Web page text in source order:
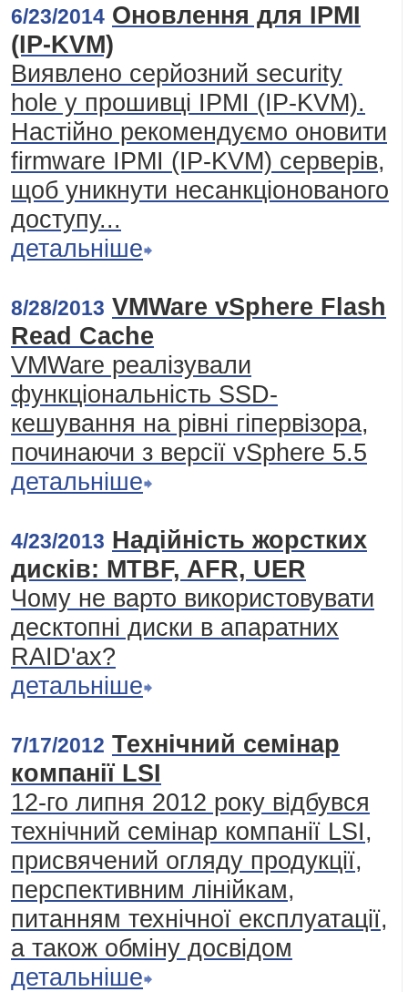
6/23/2014 Оновлення для IPMI
(IP-KVM)
Виявлено серйозний security
hole у прошивці IPMI (IP-KVM).
Настійно рекомендуємо оновити
firmware IPMI (IP-KVM) серверів,
щоб уникнути несанкціонованого
доступу...
детальніше
8/28/2013 VMWare vSphere Flash
Read Cache
VMWare реалізували
функціональність SSD-
кешування на рівні гіпервізора,
починаючи з версії vSphere 5.5
детальніше
4/23/2013 Надійність жорстких
дисків: MTBF, AFR, UER
Чому не варто використовувати
десктопні диски в апаратних
RAID'ах?
детальніше
7/17/2012 Технічний семінар
компанії LSI
12-го липня 2012 року відбувся
технічний семінар компанії LSI,
присвячений огляду продукції,
перспективним лінійкам,
питанням технічної експлуатації,
а також обміну досвідом
детальніше